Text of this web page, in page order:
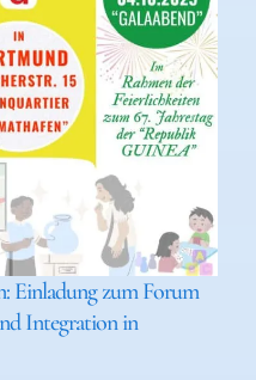
Einladung zum Forum
Integration in